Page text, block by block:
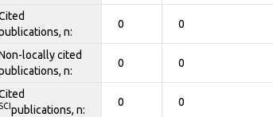
n:
0 0
locally cited
n:
0 0
publications, n:
0 0